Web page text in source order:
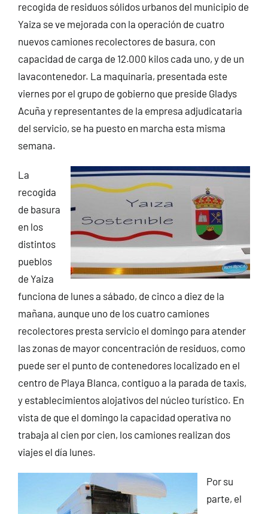
recogida de residuos sólidos urbanos del municipio de
Yaiza se ve mejorada con la operación de cuatro
nuevos camiones recolectores de basura, con
capacidad de carga de 12.000 kilos cada uno, y de un
lavacontenedor. La maquinaria, presentada este
viernes por el grupo de gobierno que preside Gladys
Acuña y representantes de la empresa adjudicataria
del servicio, se ha puesto en marcha esta misma
semana.
La
recogida
de basura
en los
distintos
pueblos
de Yaiza
funciona de lunes a sábado, de cinco a diez de la
mañana, aunque uno de los cuatro camiones
recolectores presta servicio el domingo para atender
las zonas de mayor concentración de residuos, como
puede ser el punto de contenedores localizado en el
centro de Playa Blanca, contiguo a la parada de taxis,
y establecimientos alojativos del núcleo turístico. En
vista de que el domingo la capacidad operativa no
trabaja al cien por cien, los camiones realizan dos
viajes el día lunes.
Por su
parte, el